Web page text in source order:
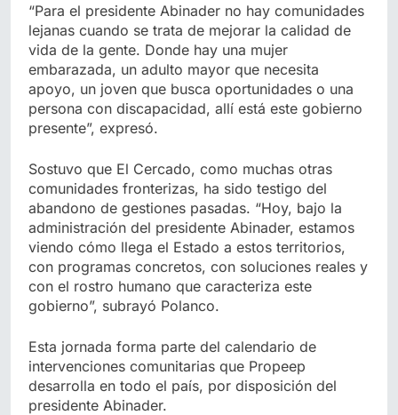
“Para el presidente Abinader no hay comunidades
lejanas cuando se trata de mejorar la calidad de
vida de la gente. Donde hay una mujer
embarazada, un adulto mayor que necesita
apoyo, un joven que busca oportunidades o una
persona con discapacidad, allí está este gobierno
presente”, expresó.
Sostuvo que El Cercado, como muchas otras
comunidades fronterizas, ha sido testigo del
abandono de gestiones pasadas. “Hoy, bajo la
administración del presidente Abinader, estamos
viendo cómo llega el Estado a estos territorios,
con programas concretos, con soluciones reales y
con el rostro humano que caracteriza este
gobierno”, subrayó Polanco.
Esta jornada forma parte del calendario de
intervenciones comunitarias que Propeep
desarrolla en todo el país, por disposición del
presidente Abinader.